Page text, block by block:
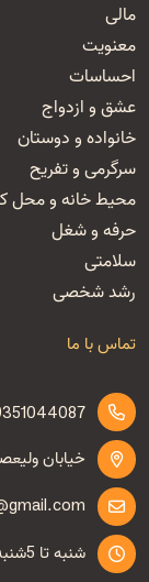
مالی
معنویت
احساسات
عشق و ازدواج
خانواده و دوستان
سرگرمی و تفریح
محیط خانه و محل
حرفه و شغل
سلامتی
رشد شخصی
تماس با ما
خیابان
شنبه تا 5شنبه